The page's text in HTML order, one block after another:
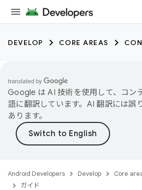
DEVELOP CORE AREAS
Google は AI 技術を使用して、コン
語に翻訳しています。AI 翻訳には誤
あります。
Android Developers Develop Core
ガイド